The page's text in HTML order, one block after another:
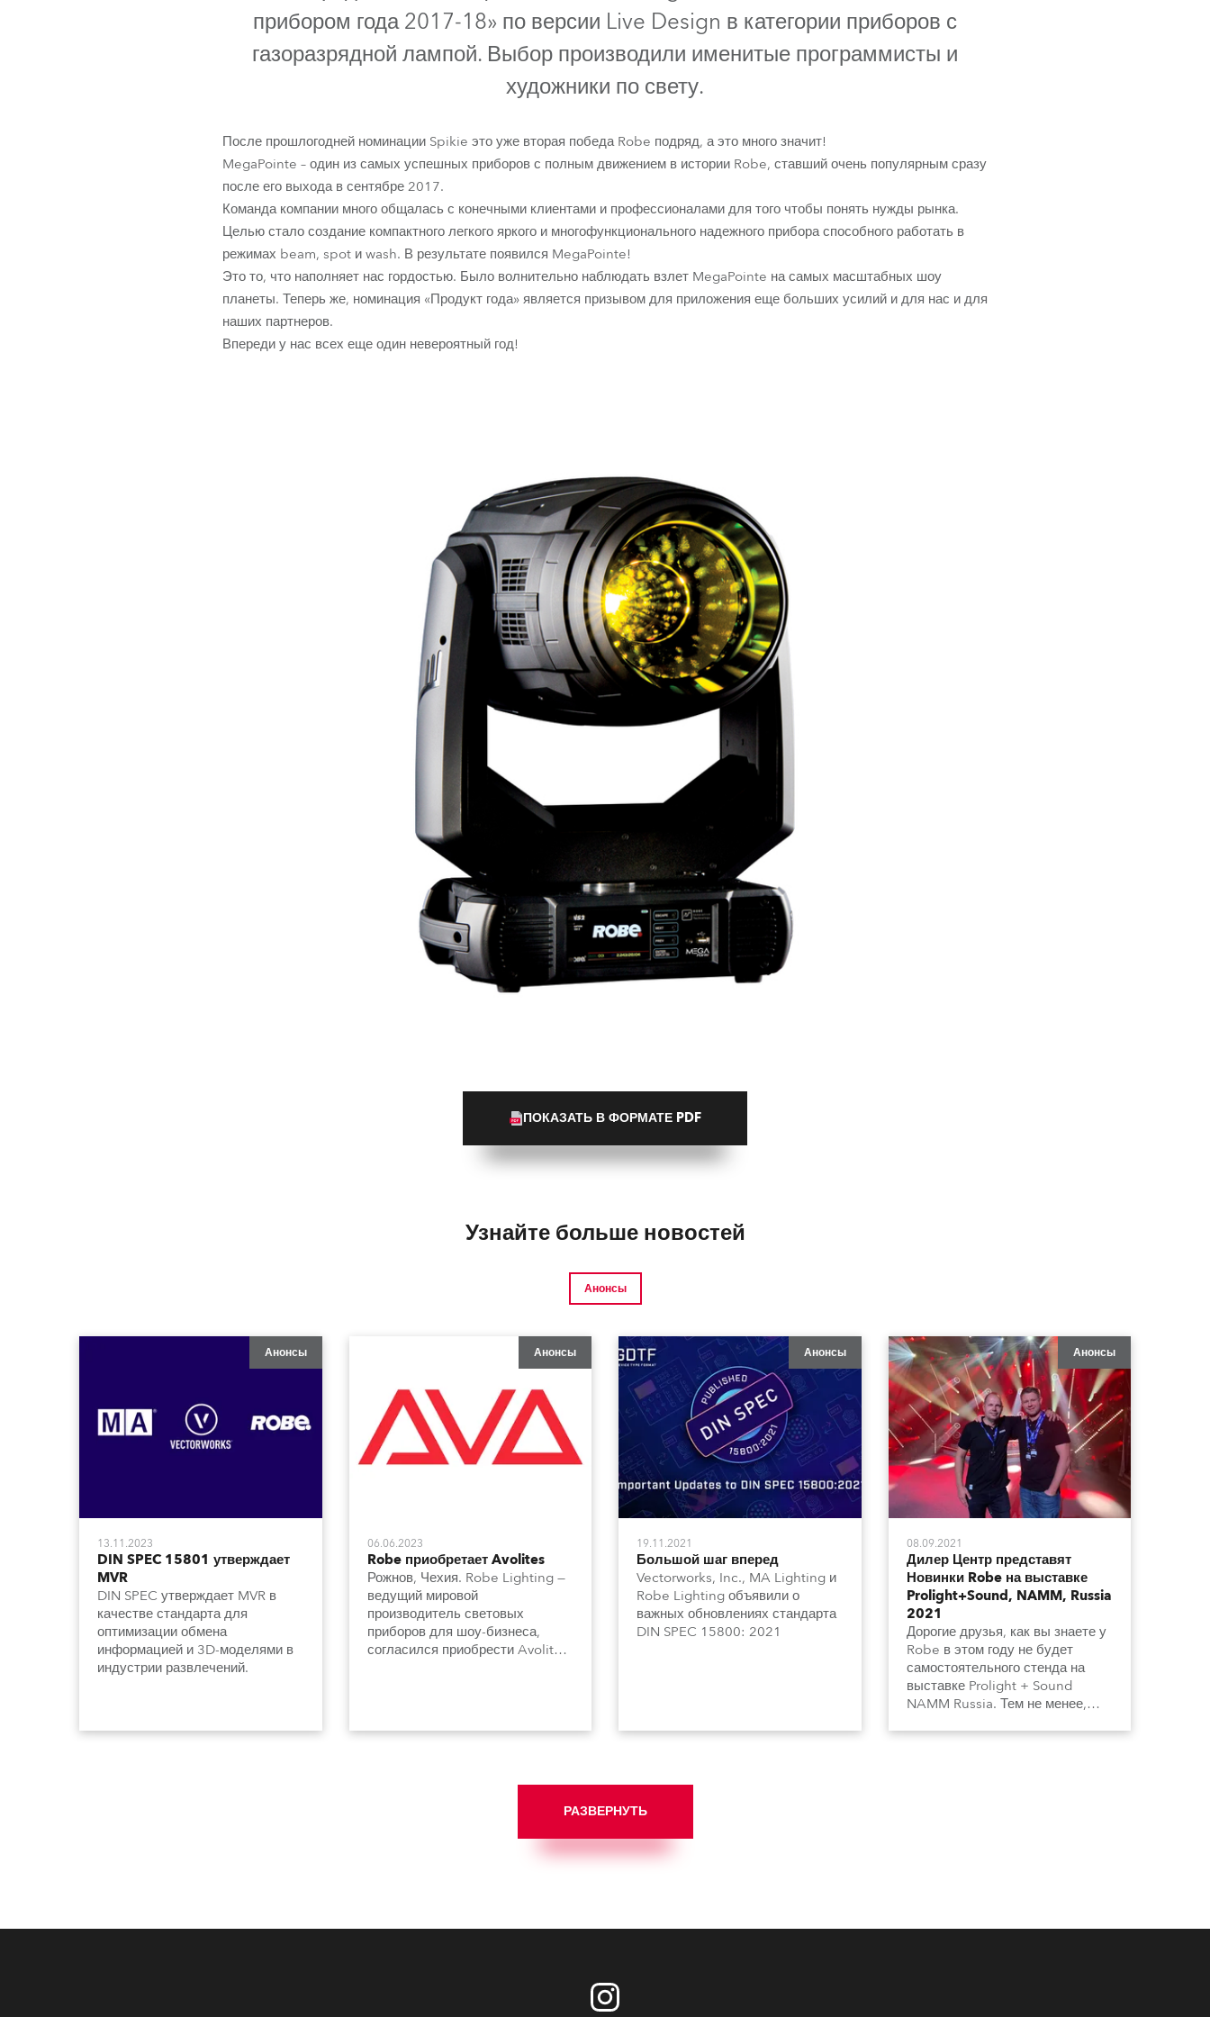
ProMotion Lighting
Robe Maritime France
Европа
Русскоязычные территории
прибором года 2017-18» по версии Live Design в категории приборов с
газоразрядной лампой. Выбор производили именитые программисты и
художники по свету.
После прошлогодней номинации Spikie это уже вторая победа Robe подряд, а это много значит!
MegaPointe – один из самых успешных приборов с полным движением в истории Robe, ставший очень популярным сразу
после его выхода в сентябре 2017.
Команда компании много общалась с конечными клиентами и профессионалами для того чтобы понять нужды рынка.
Целью стало создание компактного легкого яркого и многофункционального надежного прибора способного работать в
режимах beam, spot и wash. В результате появился MegaPointe!
Это то, что наполняет нас гордостью. Было волнительно наблюдать взлет MegaPointe на самых масштабных шоу
планеты. Теперь же, номинация «Продукт года» является призывом для приложения еще больших усилий и для нас и для
наших партнеров.
Впереди у нас всех еще один невероятный год!
ПОКАЗАТЬ В ФОРМАТЕ PDF
Узнайте больше новостей
Анонсы
Анонсы
13.11.2023
DIN SPEC 15801 утверждает
MVR
DIN SPEC утверждает MVR в
качестве стандарта для
оптимизации обмена
информацией и 3D-моделями в
индустрии развлечений.
Анонсы
06.06.2023
Robe приобретает Avolites
Рожнов, Чехия. Robe Lighting —
ведущий мировой
производитель световых
приборов для шоу-бизнеса,
согласился приобрести Avolites
было достигнуто 5 июня в
Анонсы
19.11.2021
Большой шаг вперед
Vectorworks, Inc., MA Lighting и
Robe Lighting объявили о
важных обновлениях стандарта
DIN SPEC 15800: 2021
Анонсы
08.09.2021
Дилер Центр представят
Новинки Robe на выставке
Prolight+Sound, NAMM, Russia
2021
Дорогие друзья, как вы знаете у
Robe в этом году не будет
самостоятельного стенда на
выставке Prolight + Sound
NAMM Russia. Тем не менее,
дистрибьюторы DealerCenter /
РАЗВЕРНУТЬ